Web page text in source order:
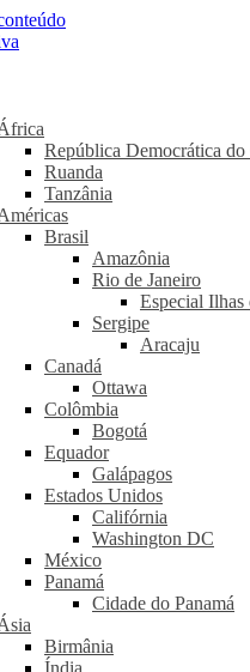
sustentável
República Democrática
Ruanda
Tanzânia
Brasil
Amazônia
Rio de Janeiro
Especial Ilhas
Sergipe
Aracaju
Canadá
Ottawa
Colômbia
Bogotá
Equador
Galápagos
Estados Unidos
Califórnia
Washington DC
México
Panamá
Cidade do Panamá
Birmânia
Índia